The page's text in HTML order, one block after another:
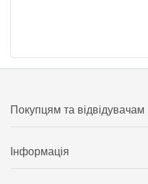
Покупцям та відвідувачам
Інформація